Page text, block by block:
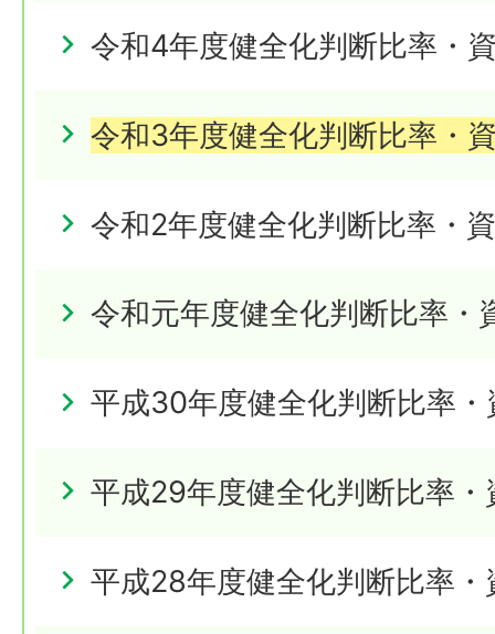
令和4年度健全化判断比率・
令和3年度健全化判断比率・
令和2年度健全化判断比率・
令和元年度健全化判断比率・
平成30年度健全化判断比率
平成29年度健全化判断比率・
平成28年度健全化判断比率・